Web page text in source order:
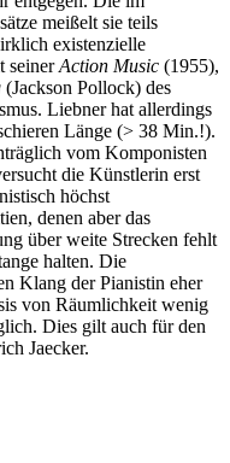
meißelt sie teils
existenzielle
seinerAction Music (1955),
(Jackson Pollock) des
Liebner hat allerdings
Länge (> 38 Min.!).
vom Komponisten
die Künstlerin erst
höchst
denen aber das
über weite Strecken fehlt
halten. Die
Klang der Pianistin eher
von Räumlichkeit wenig
Dies gilt auch für den
Jaecker.